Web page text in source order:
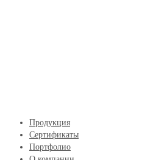
Продукция
Сертификаты
Портфолио